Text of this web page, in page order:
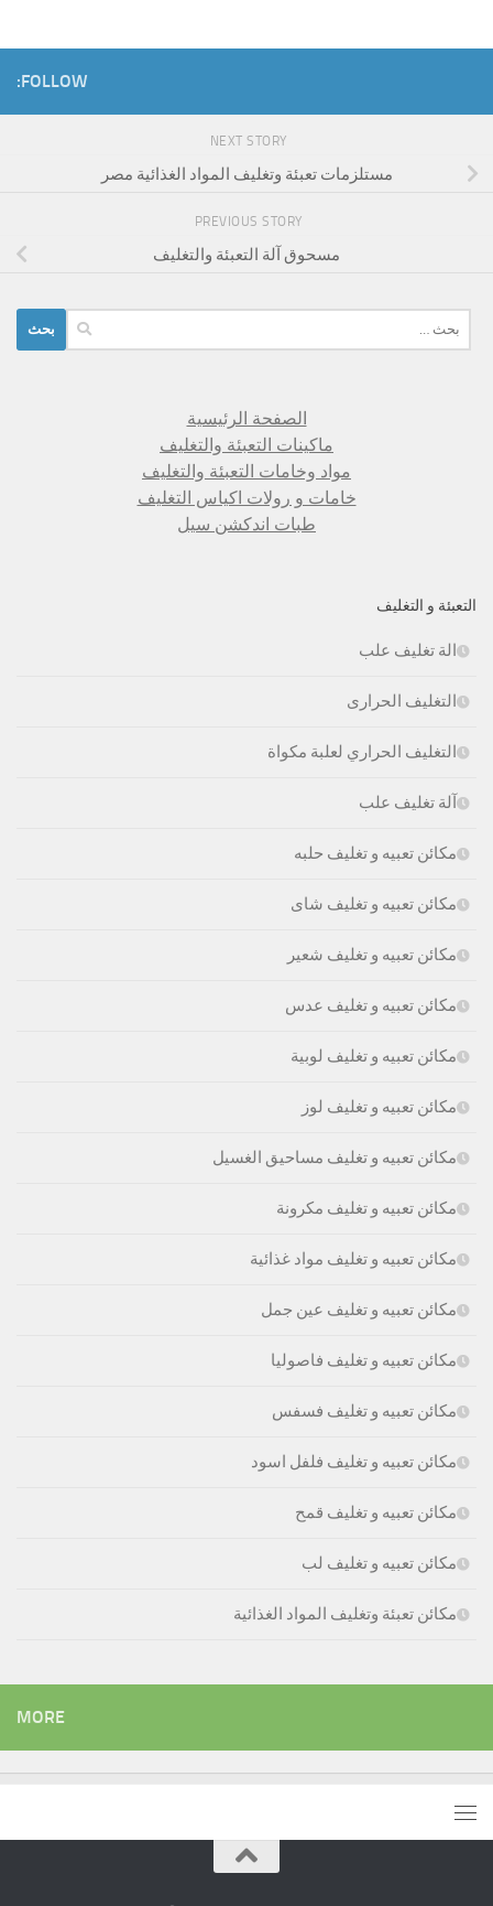
FOLLOW:
NEXT STORY
مستلزمات تعبئة وتغليف المواد الغذائية مصر
PREVIOUS STORY
مسحوق آلة التعبئة والتغليف
عن:
الصفحة الرئيسية
ماكينات التعبئة والتغليف
مواد وخامات التعبئة والتغليف
خامات و رولات اكياس التغليف
طبات اندكشن سيل
التعبئة و التغليف
الة تغليف علب
التغليف الحرارى
التغليف الحراري لعلبة مكواة
آلة تغليف علب
مكائن تعبيه و تغليف حلبه
مكائن تعبيه و تغليف شاى
مكائن تعبيه و تغليف شعير
مكائن تعبيه و تغليف عدس
مكائن تعبيه و تغليف لوبية
مكائن تعبيه و تغليف لوز
مكائن تعبيه و تغليف مساحيق الغسيل
مكائن تعبيه و تغليف مكرونة
مكائن تعبيه و تغليف مواد غذائية
مكائن تعبيه و تغليف عين جمل
مكائن تعبيه و تغليف فاصوليا
مكائن تعبيه و تغليف فسفس
مكائن تعبيه و تغليف فلفل اسود
مكائن تعبيه و تغليف قمح
مكائن تعبيه و تغليف لب
مكائن تعبئة وتغليف المواد الغذائية
MORE